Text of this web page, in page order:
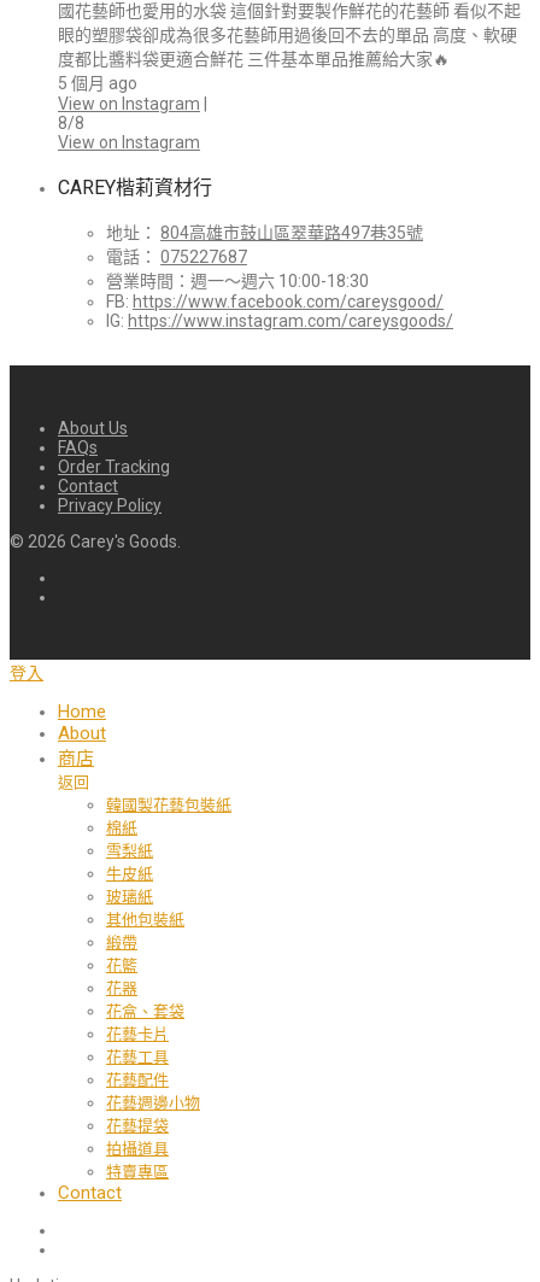
國花藝師也愛用的水袋 這個針對要製作鮮花的花藝師 看似不起
眼的塑膠袋卻成為很多花藝師用過後回不去的單品 高度、軟硬
度都比醬料袋更適合鮮花 三件基本單品推薦給大家🔥
5 個月 ago
View on Instagram
8/8
View on Instagram
CAREY楷莉資材行
地址： 804高雄市鼓山區翠華路497巷35號
電話： 075227687
營業時間：週一～週六 10:00-18:30
FB: https://www.facebook.com/careysgood/
IG: https://www.instagram.com/careysgoods/
About Us
FAQs
Order Tracking
Contact
Privacy Policy
© 2026 Carey's Goods.
登入
Home
About
商店
返回
韓國製花藝包裝紙
棉紙
雪梨紙
牛皮紙
玻璃紙
其他包裝紙
緞帶
花籃
花器
花盒、套袋
花藝卡片
花藝工具
花藝配件
花藝週邊小物
花藝提袋
拍攝道具
特賣專區
Contact